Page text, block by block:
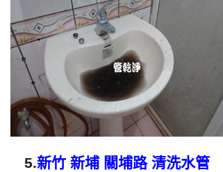
堵住一次，本公司改用特殊工法 洗水
管 ， 水管清洗 約兩個小時後，廚房水
管已正常出水，洪先生 總算能洗碗洗
菜了。 清洗水管, 水管清洗, 洗水管, 熱
水管堵塞, 熱水忽冷忽熱, 洗管路 ...
5.新竹 新埔 關埔路 清洗水管